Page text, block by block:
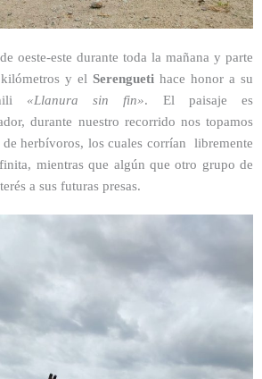
oeste-este durante toda la mañana y parte
y el Serengueti hace honor a su
«Llanura sin fin». El paisaje es
durante nuestro recorrido nos topamos
herbívoros, los cuales corrían libremente
mientras que algún que otro grupo de
a sus futuras presas.